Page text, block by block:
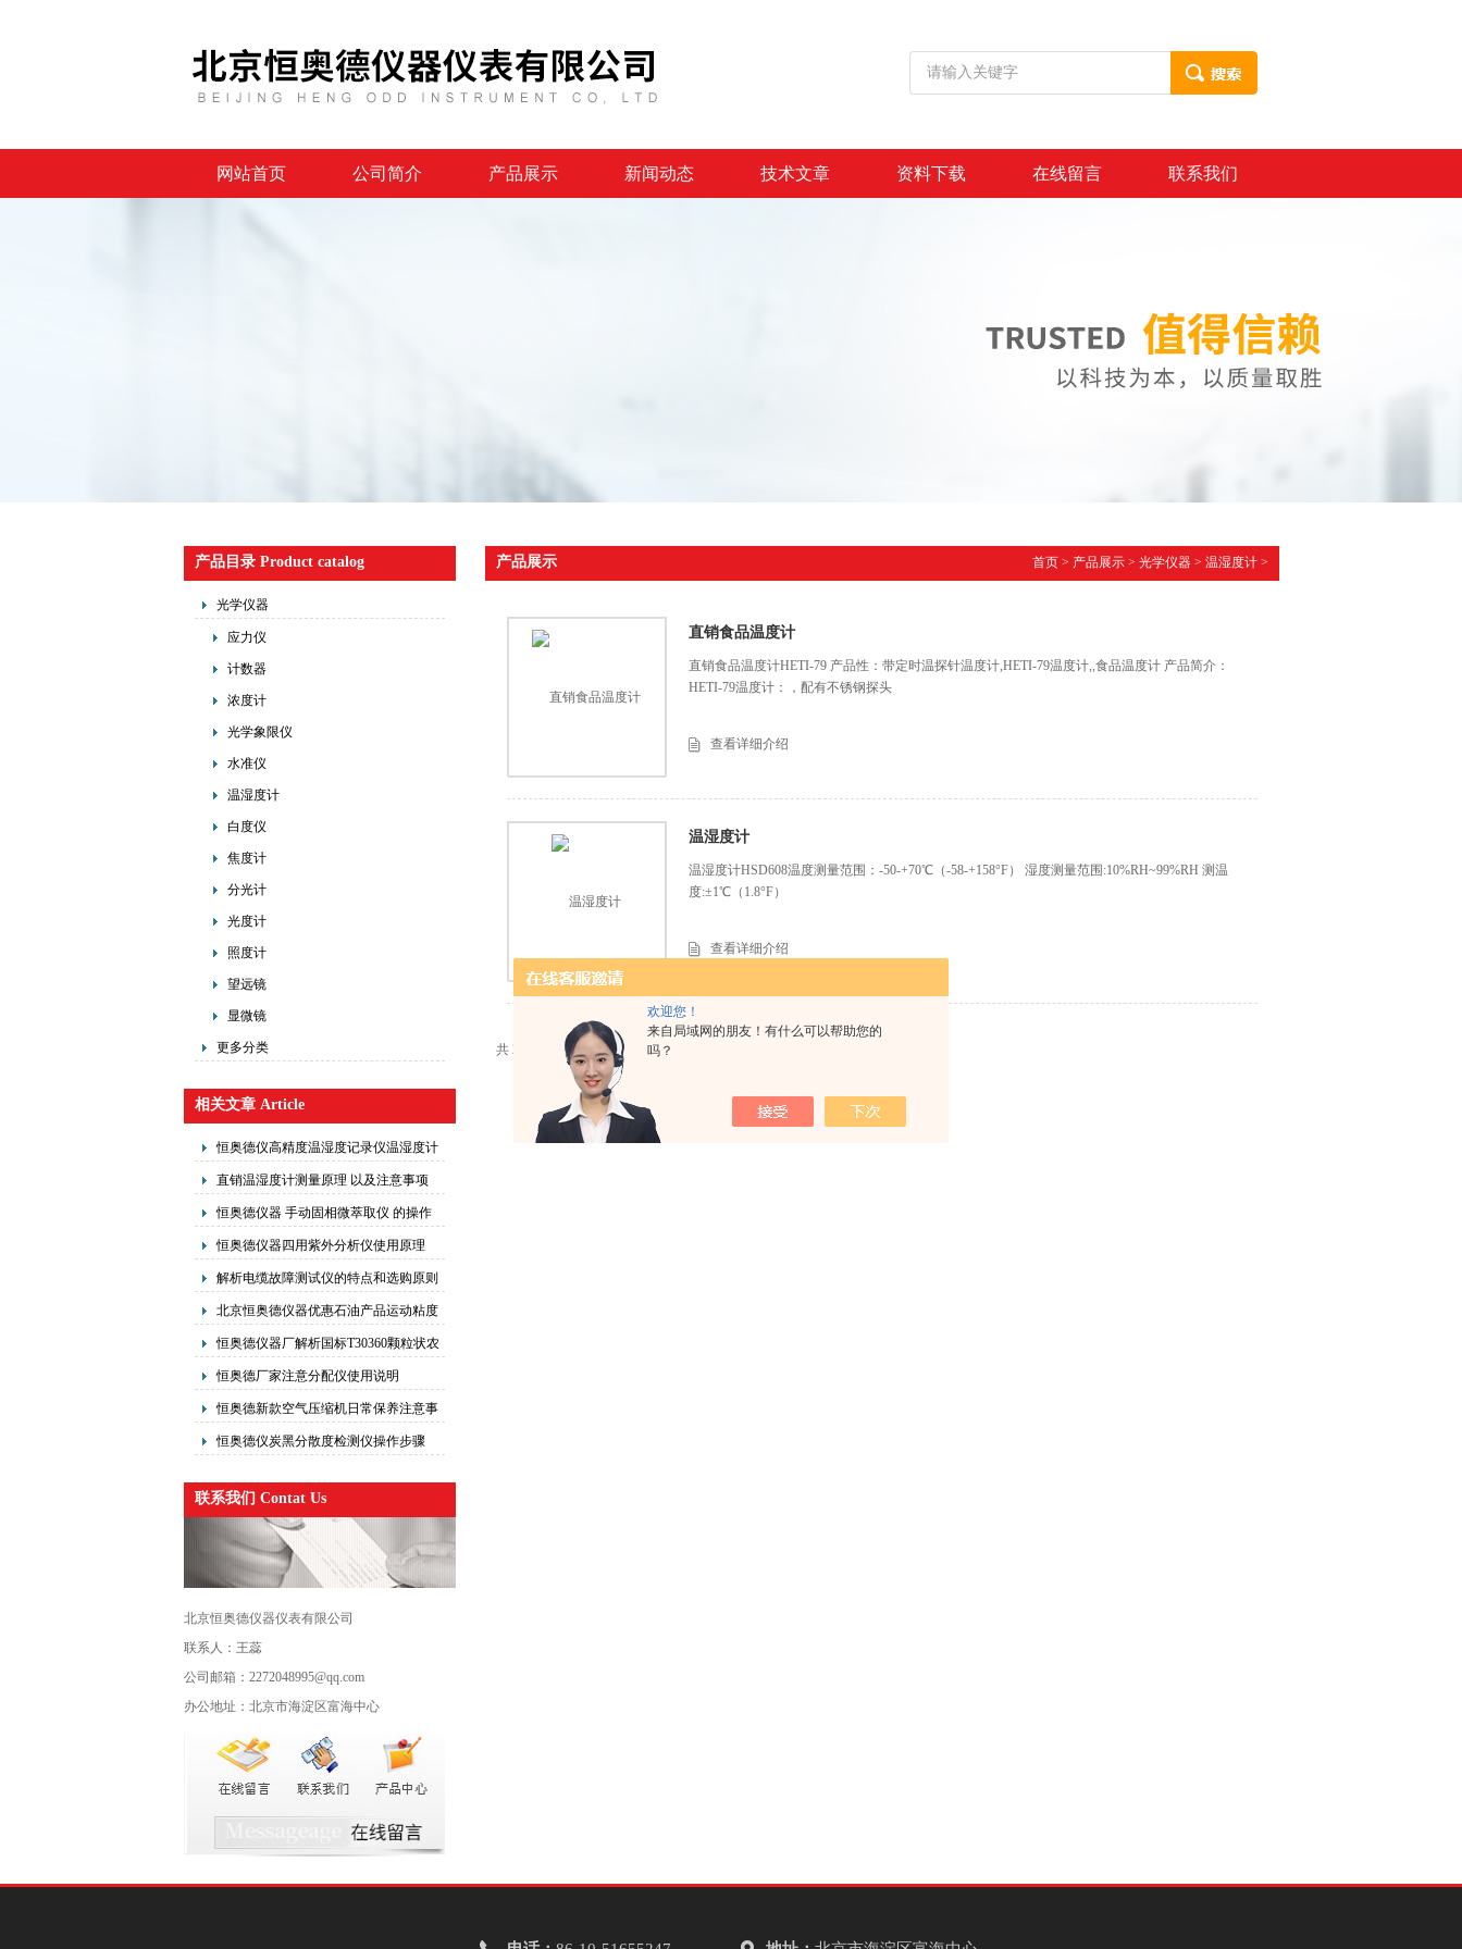
欢迎您！
来自局域网的朋友！有什么可以帮助您的
吗？
网站首页 公司简介 产品展示 新闻动态 技术文章 资料下载 在线留言 联系我们
产品目录 Product catalog
光学仪器
应力仪
计数器
浓度计
光学象限仪
水准仪
温湿度计
白度仪
焦度计
分光计
光度计
照度计
望远镜
显微镜
更多分类
相关文章 Article
恒奥德仪高精度温湿度记录仪温湿度计
的核心原理
直销温湿度计测量原理 以及注意事项
恒奥德仪器 手动固相微萃取仪 的操作
原理主要包括以下几个步骤
恒奥德仪器四用紫外分析仪使用原理
解析电缆故障测试仪的特点和选购原则
北京恒奥德仪器优惠石油产品运动粘度
测定仪
恒奥德仪器厂解析国标T30360颗粒状农
药粉尘测定方法测定步骤注意本项
恒奥德厂家注意分配仪使用说明
恒奥德新款空气压缩机日常保养注意事
项
恒奥德仪炭黑分散度检测仪操作步骤
联系我们 Contat Us
北京恒奥德仪器仪表有限公司
联系人：王蕊
公司邮箱：2272048995@qq.com
办公地址：北京市海淀区富海中心
产品展示 首页> 产品展示> 光学仪器> 温湿度计>
直销食品温度计
直销食品温度计HETI-79 产品性：带定时温探针温度计,HETI-79温度计,,食品温度计 产品简介：
HETI-79温度计：，配有不锈钢探头
查看详细介绍
温湿度计
温湿度计HSD608温度测量范围：-50-+70℃（-58-+158°F） 湿度测量范围:10%RH~99%RH 测温
度:±1℃（1.8°F）
查看详细介绍
共 2 条记录，当前 1 / 1 页 首页 上一页 下一页 末页 跳转到第